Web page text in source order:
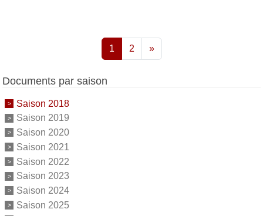
1 2 »
Documents par saison
Saison 2018
Saison 2019
Saison 2020
Saison 2021
Saison 2022
Saison 2023
Saison 2024
Saison 2025